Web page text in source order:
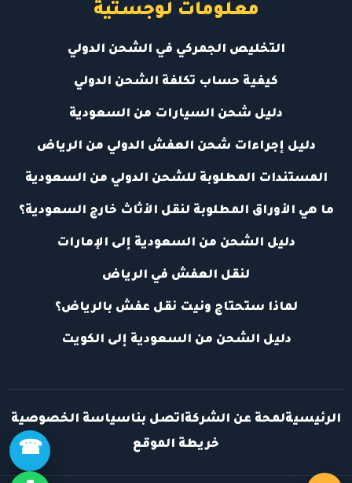
معلومات لوجستية
التخليص الجمركي في الشحن الدولي
كيفية حساب تكلفة الشحن الدولي
دليل شحن السيارات من السعودية
دليل إجراءات شحن العفش الدولي من الرياض
المستندات المطلوبة للشحن الدولي من السعودية
ما هي الأوراق المطلوبة لنقل الأثاث خارج السعودية؟
دليل الشحن من السعودية إلى الإمارات
لنقل العفش في الرياض
لماذا ستحتاج ونيت نقل عفش بالرياض؟
دليل الشحن من السعودية إلى الكويت
الرئيسيةلمحة عن الشركةاتصل بناسياسة الخصوصية
خريطة الموقع
☎